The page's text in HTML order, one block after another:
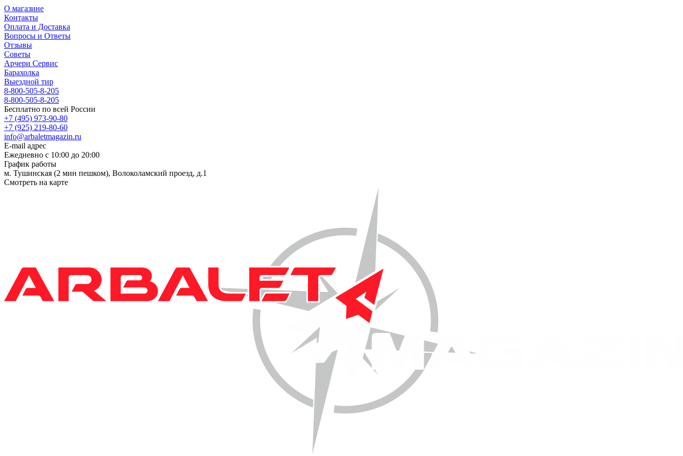
О магазине
Контакты
Оплата и Доставка
Вопросы и Ответы
Отзывы
Советы
Арчери Сервис
Барахолка
Выездной тир
8-800-505-8-205
8-800-505-8-205
Бесплатно по всей России
+7 (495) 973-90-80
+7 (925) 219-80-60
info@arbaletmagazin.ru
E-mail адрес
Ежедневно с 10:00 до 20:00
График работы
м. Тушинская (2 мин пешком), Волоколамский проезд, д.1
Смотреть на карте